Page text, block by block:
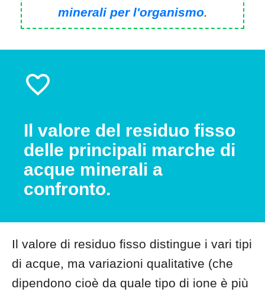
minerali per l'organismo.
Il valore del residuo fisso
delle principali marche di
acque minerali a
confronto.
Il valore di residuo fisso distingue i vari tipi
di acque, ma variazioni qualitative (che
dipendono cioè da quale tipo di ione è più